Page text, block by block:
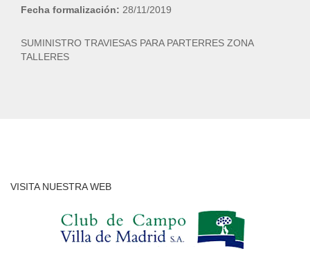
Fecha formalización: 28/11/2019
SUMINISTRO TRAVIESAS PARA PARTERRES ZONA
TALLERES
VISITA NUESTRA WEB